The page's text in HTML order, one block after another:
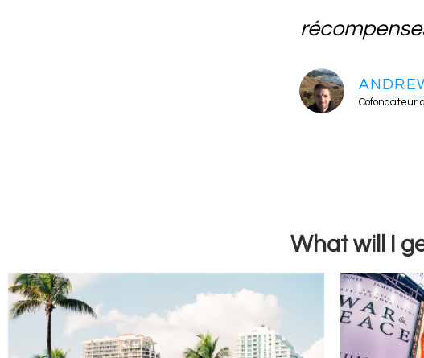
Cofondateur
What will I
Miami